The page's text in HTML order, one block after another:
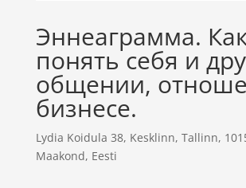
Эннеаграмма.
понять себя и
общении,
бизнесе.
Lydia Koidula 38, Kesklinn, Tallinn,
Maakond, Eesti